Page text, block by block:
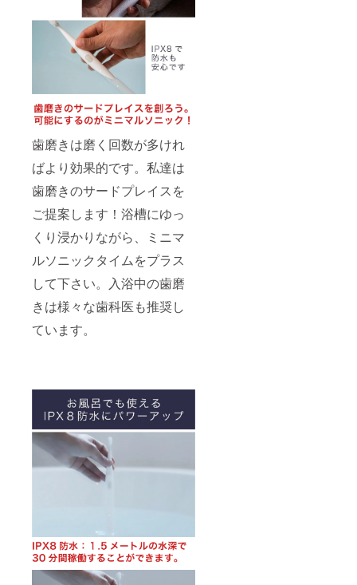
歯磨きは磨く回数が多けれ
ばより効果的です。私達は
歯磨きのサードプレイスを
ご提案します！浴槽にゆっ
くり浸かりながら、ミニマ
ルソニックタイムをプラス
して下さい。入浴中の歯磨
きは様々な歯科医も推奨し
ています。